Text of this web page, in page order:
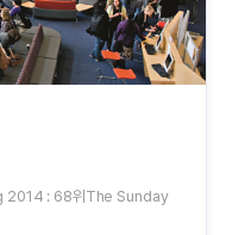
2014 : 68위The Sunday